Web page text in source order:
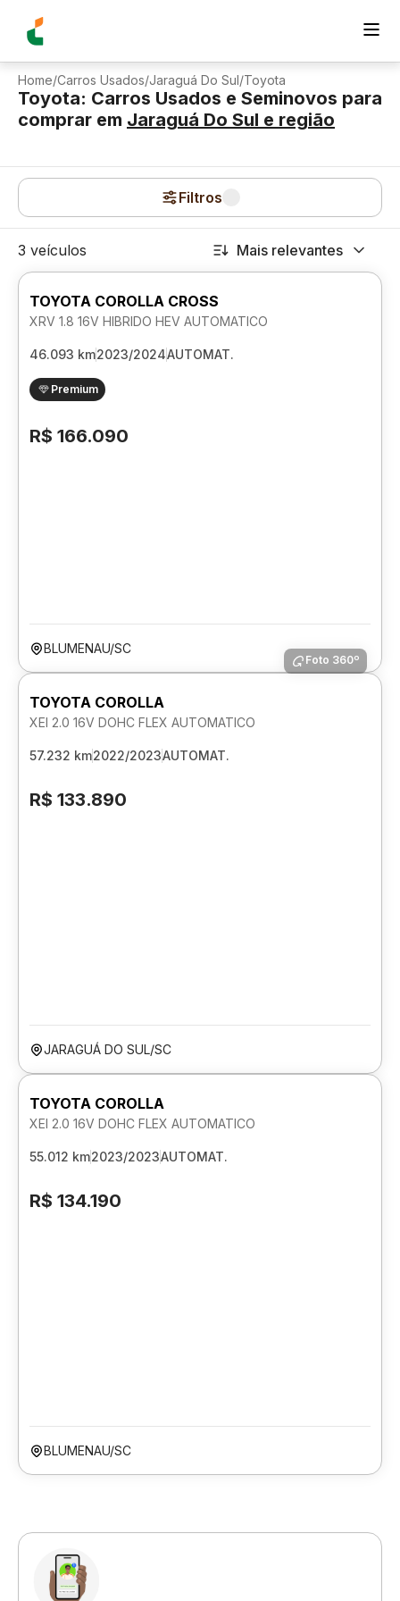
Home/Carros Usados/Jaraguá Do Sul/Toyota
Toyota: Carros Usados e Seminovos para
comprar em Jaraguá Do Sul e região
Filtros
3 veículos Mais relevantes
TOYOTA COROLLA CROSS
XRV 1.8 16V HIBRIDO HEV AUTOMATICO
46.093 km2023/2024AUTOMAT.
Premium
R$ 166.090
BLUMENAU/SC
Foto 360º
TOYOTA COROLLA
XEI 2.0 16V DOHC FLEX AUTOMATICO
57.232 km2022/2023AUTOMAT.
R$ 133.890
JARAGUÁ DO SUL/SC
TOYOTA COROLLA
XEI 2.0 16V DOHC FLEX AUTOMATICO
55.012 km2023/2023AUTOMAT.
R$ 134.190
BLUMENAU/SC